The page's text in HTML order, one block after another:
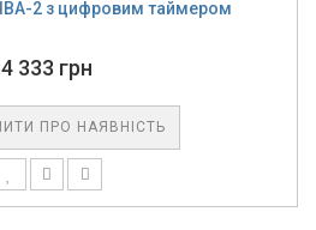
2 з цифровим таймером
4 333 грн
ПРО НАЯВНІСТЬ